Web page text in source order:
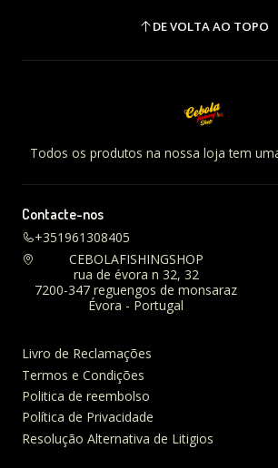
DE VOLTA AO TOPO
Todos os produtos na nossa loja tem
Contacte-nos
+351961308405
CEBOLAFISHINGSHOP
rua de évora n 32, 32
7200-347 reguengos de monsaraz
Évora - Portugal
Livro de Reclamações
Termos e Condições
Politica de reembolso
Política de Privacidade
Resolução Alternativa de Litigios